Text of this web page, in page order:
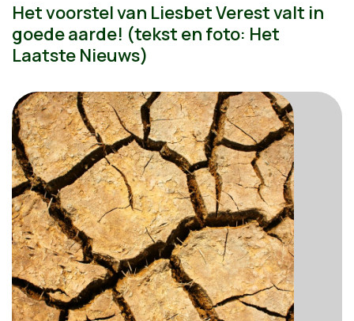
Het voorstel van Liesbet Verest valt in
goede aarde! (tekst en foto: Het
Laatste Nieuws)